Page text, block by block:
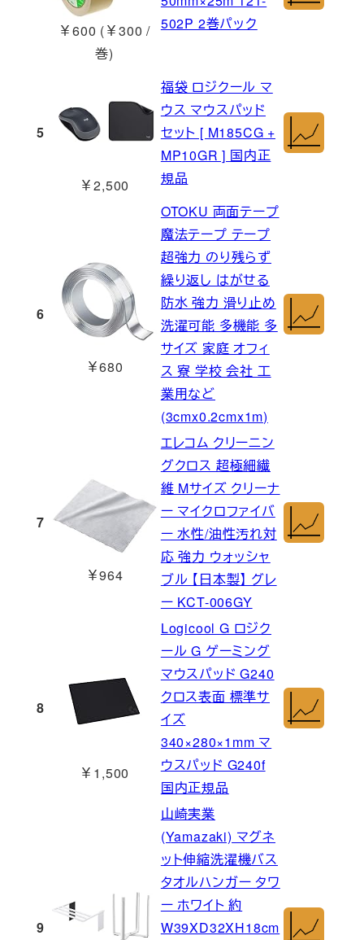
￥600 (￥300 /
巻)
502P 2巻パック
5
￥2,500
福袋 ロジクール マ
ウス マウスパッド
セット [ M185CG +
MP10GR ] 国内正
規品
6
￥680
OTOKU 両面テープ
魔法テープ テープ
超強力 のり残らず
繰り返し はがせる
防水 強力 滑り止め
洗濯可能 多機能 多
サイズ 家庭 オフィ
ス 寮 学校 会社 工
業用など
(3cmx0.2cmx1m)
7
￥964
エレコム クリーニン
グクロス 超極細繊
維 Mサイズ クリーナ
ー マイクロファイバ
ー 水性/油性汚れ対
応 強力 ウォッシャ
ブル 【日本製】 グレ
ー KCT-006GY
8
￥1,500
Logicool G ロジク
ール G ゲーミング
マウスパッド G240
クロス表面 標準サ
イズ
340×280×1mm マ
ウスパッド G240f
国内正規品
9
山崎実業
(Yamazaki) マグネ
ット伸縮洗濯機バス
タオルハンガー タワ
ー ホワイト 約
W39XD32XH18cm